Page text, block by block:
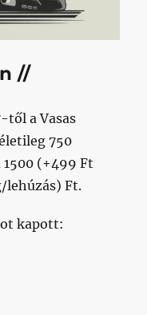
//
től a Vasas
750
1500 (+499 Ft
lehúzás) Ft.
kapott: